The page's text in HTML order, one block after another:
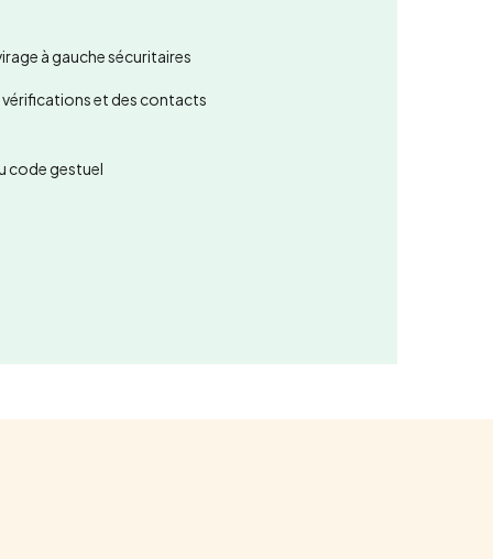
à gauche sécuritaires
et des contacts
code gestuel